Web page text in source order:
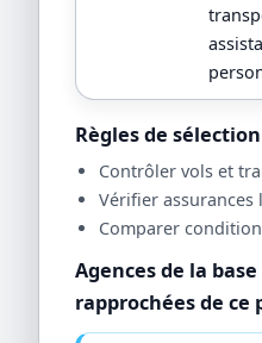
Règles de sélection
Contrôler vols et
Vérifier assurances
Comparer
Agences de la
rapprochées de ce